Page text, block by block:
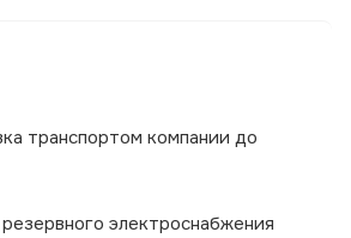
транспортом компании до
электроснабжения